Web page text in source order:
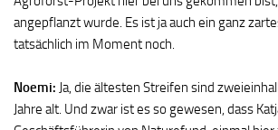
angepflanzt wurde. Es ist ja auch ein ganz
tatsächlich im Moment noch.
Noemi: Ja, die ältesten Streifen sind
Jahre alt. Und zwar ist es so gewesen, dass